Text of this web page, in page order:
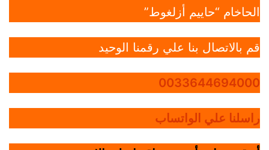
الحاخام “حاييم أزلغوط”
قم بالاتصال بنا علي رقمنا الوحيد
0033644694000
راسلنا علي الواتساب